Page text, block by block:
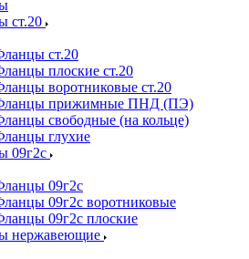
ст.20
ст.20
плоские ст.20
воротниковые ст.20
прижимные ПНД (ПЭ)
свободные (на кольце)
глухие
09г2с
09г2с
09г2с воротниковые
09г2с плоские
нержавеющие